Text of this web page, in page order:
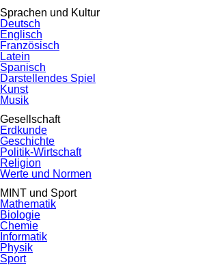
Sprachen und Kultur
Deutsch
Englisch
Französisch
Latein
Spanisch
Darstellendes Spiel
Kunst
Musik
Gesellschaft
Erdkunde
Geschichte
Politik-Wirtschaft
Religion
Werte und Normen
MINT und Sport
Mathematik
Biologie
Chemie
Informatik
Physik
Sport